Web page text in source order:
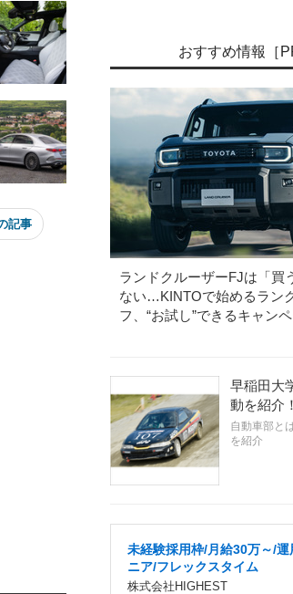
記事
おすすめ情報［
ランドクルーザーFJは「買
ない…KINTOで始めるラン
フ、“お試し”できるキャン
早稲田大
動を紹介！
自動車部と
を紹介
未経験採用枠/月給30万～/
ニア/フレックスタイム
株式会社HIGHEST